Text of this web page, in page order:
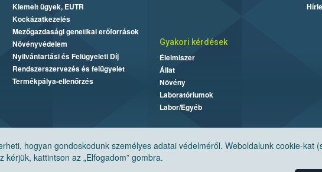
hogyan gondoskodunk személyes adatai védelméről. Weboldalunk cookie-kat
kattintson az „Elfogadom” gombra.
Kiemelt ügyek, EUTR
Kockázatkezelés
Mezőgazdasági genetikai erőforrások
Növényvédelem
Nyilvántartási és Felügyeleti Díj
Rendszerszervezés és felügyelet
Termékpálya-ellenőrzés
Gyakori kérdések
Élelmiszer
Állat
Növény
Laboratóriumok
Labor/Egyéb